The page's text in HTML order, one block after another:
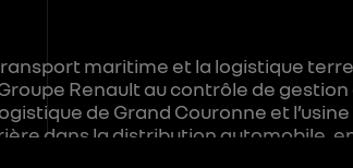
maritime et la logistique
Renault au contrôle de gestion
de Grand Couronne et
dans la distribution automobile,
de la Direction Commerciale